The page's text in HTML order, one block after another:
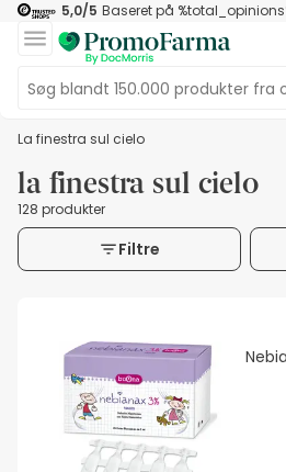
5,0/5 Baseret på
la finestra sul cielo
la finestra sul cielo
128 produkter
Filtre